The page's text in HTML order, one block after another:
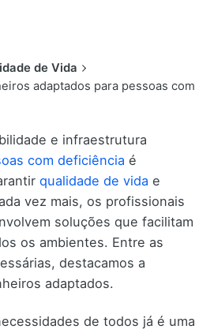
de Vida
adaptados para pessoas com
e infraestrutura
com deficiência é
qualidade de vida e
vez mais, os profissionais
soluções que facilitam
os ambientes. Entre as
destacamos a
adaptados.
de todos já é uma